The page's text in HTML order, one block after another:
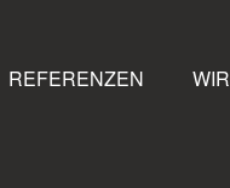
REFERENZEN WIR